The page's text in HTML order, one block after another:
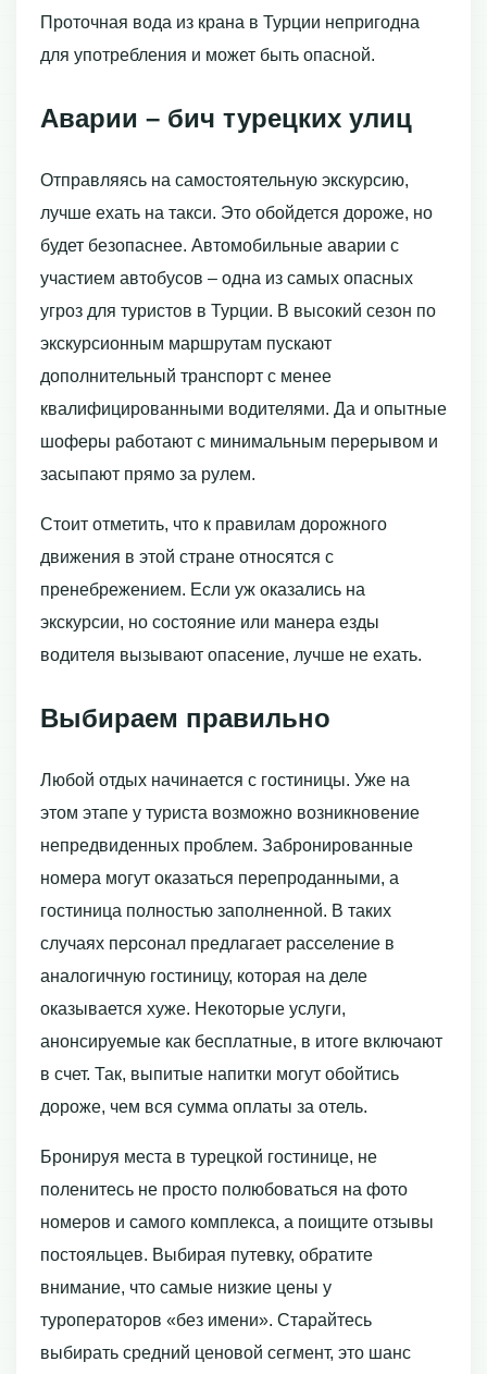
Проточная вода из крана в Турции непригодна
для употребления и может быть опасной.
Аварии – бич турецких улиц
Отправляясь на самостоятельную экскурсию,
лучше ехать на такси. Это обойдется дороже, но
будет безопаснее. Автомобильные аварии с
участием автобусов – одна из самых опасных
угроз для туристов в Турции. В высокий сезон по
экскурсионным маршрутам пускают
дополнительный транспорт с менее
квалифицированными водителями. Да и опытные
шоферы работают с минимальным перерывом и
засыпают прямо за рулем.
Стоит отметить, что к правилам дорожного
движения в этой стране относятся с
пренебрежением. Если уж оказались на
экскурсии, но состояние или манера езды
водителя вызывают опасение, лучше не ехать.
Выбираем правильно
Любой отдых начинается с гостиницы. Уже на
этом этапе у туриста возможно возникновение
непредвиденных проблем. Забронированные
номера могут оказаться перепроданными, а
гостиница полностью заполненной. В таких
случаях персонал предлагает расселение в
аналогичную гостиницу, которая на деле
оказывается хуже. Некоторые услуги,
анонсируемые как бесплатные, в итоге включают
в счет. Так, выпитые напитки могут обойтись
дороже, чем вся сумма оплаты за отель.
Бронируя места в турецкой гостинице, не
поленитесь не просто полюбоваться на фото
номеров и самого комплекса, а поищите отзывы
постояльцев. Выбирая путевку, обратите
внимание, что самые низкие цены у
туроператоров «без имени». Старайтесь
выбирать средний ценовой сегмент, это шанс